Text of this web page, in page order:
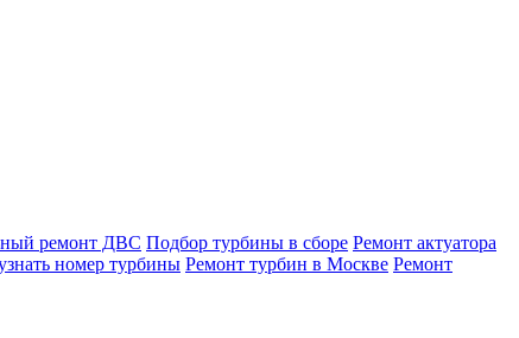
ремонт ДВС Подбор турбины в сборе Ремонт актуатора
номер турбины Ремонт турбин в Москве Ремонт